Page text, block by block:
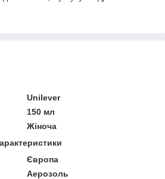
Unilever
150 мл
Жіноча
Європа
Аерозоль